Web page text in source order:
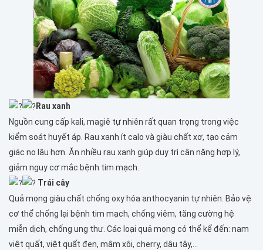
Rau xanh
Nguồn cung cấp kali, magiê tự nhiên rất quan trọng trong việc
kiểm soát huyết áp. Rau xanh ít calo và giàu chất xơ, tạo cảm
giác no lâu hơn. Ăn nhiều rau xanh giúp duy trì cân nặng hợp lý,
giảm nguy cơ mắc bệnh tim mạch.
Trái cây
Quả mọng giàu chất chống oxy hóa anthocyanin tự nhiên. Bảo vệ
cơ thể chống lại bệnh tim mạch, chống viêm, tăng cường hệ
miễn dịch, chống ung thư. Các loại quả mọng có thể kể đến: nam
việt quất, việt quất đen, mâm xôi, cherry, dâu tây,…